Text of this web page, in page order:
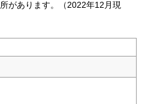
があります。（2022年12月現